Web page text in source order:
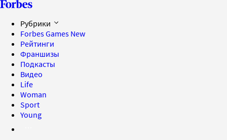
Рубрики
Forbes Games New
Рейтинги
Франшизы
Подкасты
Видео
Life
Woman
Sport
Young